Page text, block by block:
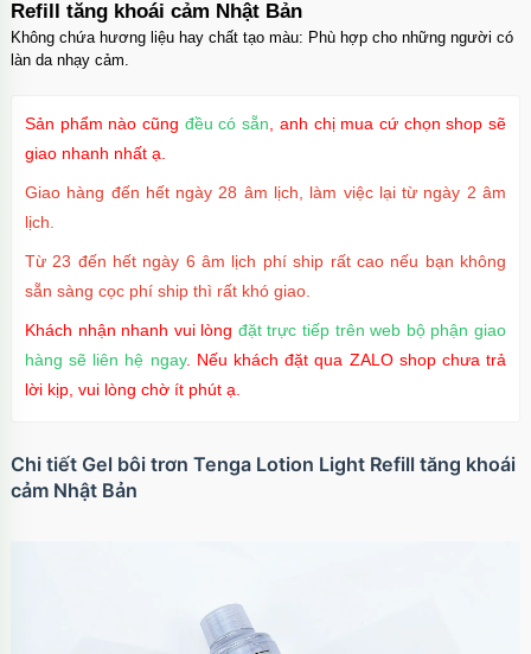
Refill tăng khoái cảm Nhật Bản
Không chứa hương liệu hay chất tạo màu: Phù hợp cho những người có
làn da nhạy cảm.
Sản phẩm nào cũng đều có sẵn , anh chị mua cứ chọn shop sẽ
giao nhanh nhất ạ.
Giao hàng đến hết ngày 28 âm lịch, làm việc lại từ ngày 2 âm
lịch.
Từ 23 đến hết ngày 6 âm lịch phí ship rất cao nếu bạn không
sẵn sàng cọc phí ship thì rất khó giao.
Khách nhận nhanh vui lòng đặt trực tiếp trên web bộ phận giao
hàng sẽ liên hệ ngay. Nếu khách đặt qua ZALO shop chưa trả
lời kịp, vui lòng chờ ít phút ạ.
Chi tiết Gel bôi trơn Tenga Lotion Light Refill tăng khoái
cảm Nhật Bản